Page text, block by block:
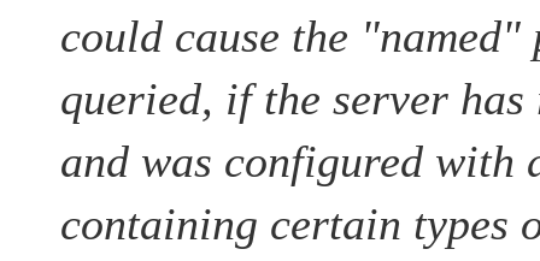
could cause the "named"
queried, if the server
and was configured with
containing certain types